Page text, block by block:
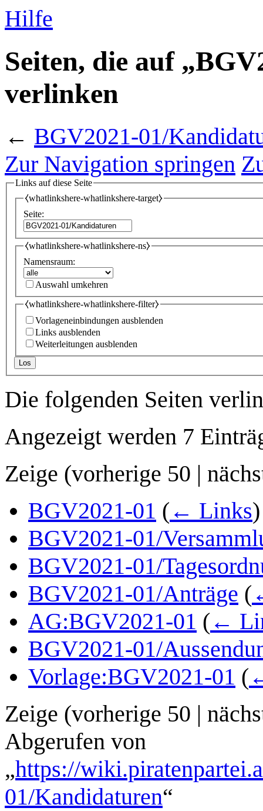
Hilfe
Seiten, die auf
verlinken
← BGV2021-01/
Zur Navigation springen
Links auf diese Seite
⧼whatlinkshere-whatlinkshere-target⧽
Seite:
⧼whatlinkshere-whatlinkshere-ns⧽
Namensraum:
Auswahl umkehren
⧼whatlinkshere-whatlinkshere-filter⧽
Vorlageneinbindungen ausblenden
Links ausblenden
Weiterleitungen ausblenden
Los
Die folgenden Seiten
Angezeigt werden 7
Zeige (vorherige 50 |
BGV2021-01 ( ← Links)
BGV2021-01/
BGV2021-01/
BGV2021-01/Anträge (
AG:BGV2021-01 ( ←
BGV2021-01/
Vorlage:BGV2021-01 (
Zeige (vorherige 50 |
Abgerufen von
„https://
01/Kandidaturen“